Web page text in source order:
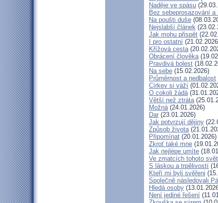
Naděje ve spásu
Bez sebeprosazování
Na poušti duše
Nejslabší článek
Jak mohu přispět
I pro ostatní
Křížová cesta
Obrácení člověka
Pravdivá bolest
Na sebe (15.02.2026)
Průměrnost a nedbalost
Církev si váží
O cokoli žádá
Větší než ztráta
Možná(24.01.2026)
Dar (23.01.2026)
Jak potvrzují dějiny
Způsob života
Připomínat (20.01.2026)
Zkroť také mne
Jak nejlépe umíte
Ve zmatcích tohoto
S láskou a trpělivostí
Kteří mi byli svěřeni
Společně následovali
Hledá osoby
Není jediné řešení